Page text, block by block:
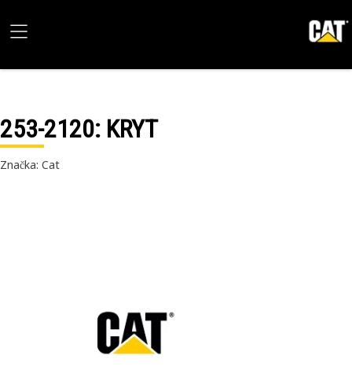
253-2120: KRYT
Značka: Cat